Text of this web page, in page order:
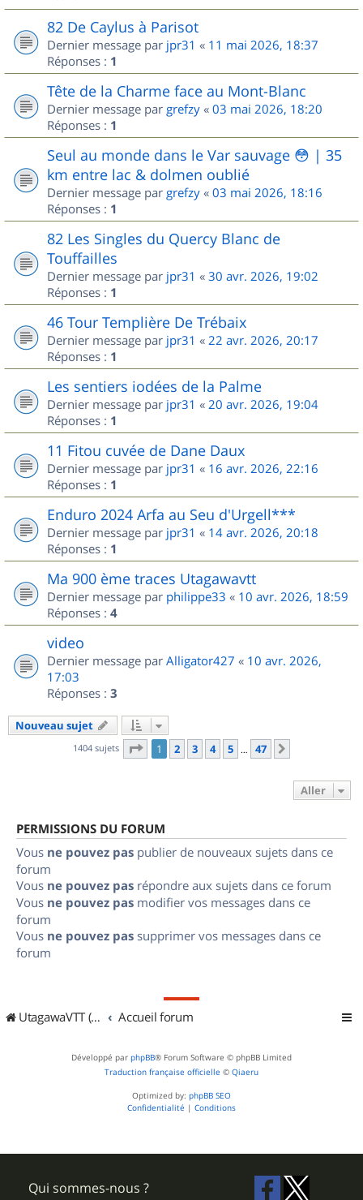
82 De Caylus à Parisot
Dernier message par jpr31 « 11 mai 2026, 18:37
Réponses : 1
Tête de la Charme face au Mont-Blanc
Dernier message par grefzy « 03 mai 2026, 18:20
Réponses : 1
Seul au monde dans le Var sauvage 😳 | 35
km entre lac & dolmen oublié
Dernier message par grefzy « 03 mai 2026, 18:16
Réponses : 1
82 Les Singles du Quercy Blanc de
Touffailles
Dernier message par jpr31 « 30 avr. 2026, 19:02
Réponses : 1
46 Tour Templière De Trébaix
Dernier message par jpr31 « 22 avr. 2026, 20:17
Réponses : 1
Les sentiers iodées de la Palme
Dernier message par jpr31 « 20 avr. 2026, 19:04
Réponses : 1
11 Fitou cuvée de Dane Daux
Dernier message par jpr31 « 16 avr. 2026, 22:16
Réponses : 1
Enduro 2024 Arfa au Seu d'Urgell***
Dernier message par jpr31 « 14 avr. 2026, 20:18
Réponses : 1
Ma 900 ème traces Utagawavtt
Dernier message par philippe33 « 10 avr. 2026, 18:59
Réponses : 4
video
Dernier message par Alligator427 « 10 avr. 2026,
17:03
Réponses : 3
Nouveau sujet
1404 sujets Page 1sur
1 2 3 4 5 … 47
Aller
PERMISSIONS DU FORUM
Vous ne pouvez pas publier de nouveaux sujets dans ce
forum
Vous ne pouvez pas répondre aux sujets dans ce forum
Vous ne pouvez pas modifier vos messages dans ce
forum
Vous ne pouvez pas supprimer vos messages dans ce
forum
UtagawaVTT (Randos VTT et VTTAE avec traces GPS) Accueil forum
Développé par phpBB® Forum Software © phpBB Limited
Traduction française officielle © Qiaeru
Optimized by: phpBB SEO
Confidentialité | Conditions
Qui sommes-nous ?